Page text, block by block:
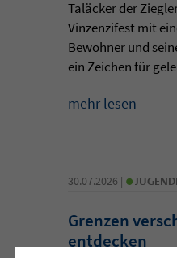
Taläcker der
Vinzenzifest mit
Bewohner und
ein Zeichen für
mehr lesen
30.07.2026 | •
Grenzen
entdecken